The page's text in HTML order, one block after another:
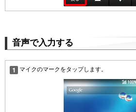
音声で入力する
マイクのマークをタップします。